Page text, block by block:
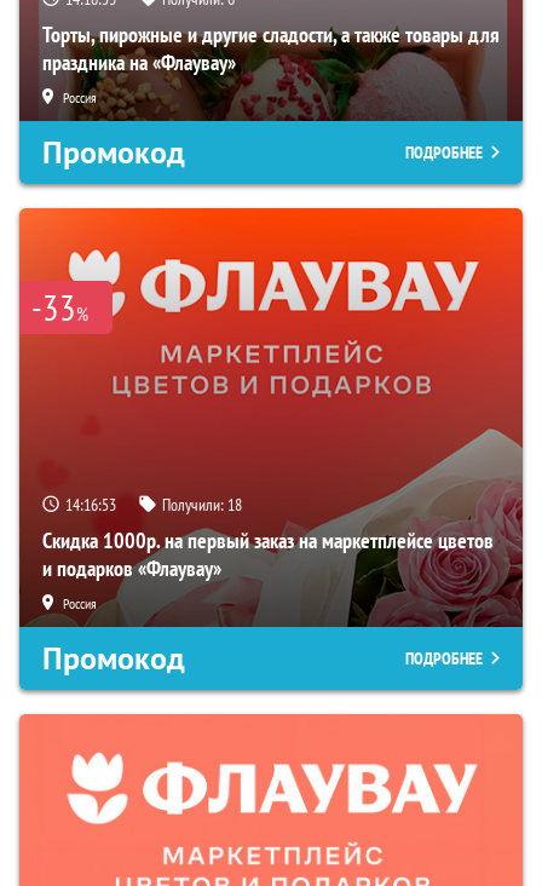
Торты, пирожные и другие сладости, а также товары для
праздника на «Флаувау»
Россия
Промокод ПОДРОБНЕЕ
-33%
14:16:52 Получили: 18
Скидка 1000р. на первый заказ на маркетплейсе цветов
и подарков «Флаувау»
Россия
Промокод ПОДРОБНЕЕ